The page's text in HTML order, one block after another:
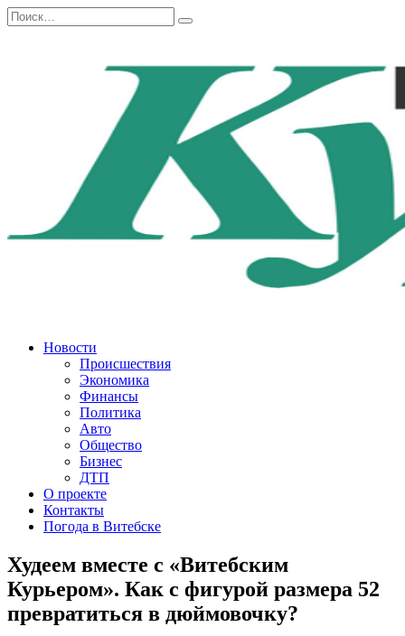
Перейти
к
Search
for:
Новости
Происшествия
Экономика
Финансы
Политика
Авто
Общество
Бизнес
ДТП
О проекте
Контакты
Погода в Витебске
Худеем вместе с «Витебским
Курьером». Как с фигурой размера 52
превратиться в дюймовочку?